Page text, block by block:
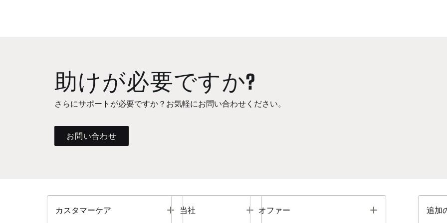
助けが必要ですか?
さらにサポートが必要ですか？お気軽にお問い合わせください。
お問い合わせ
カスタマーケア Toggle
当社 Toggle
オファー Toggle 追加